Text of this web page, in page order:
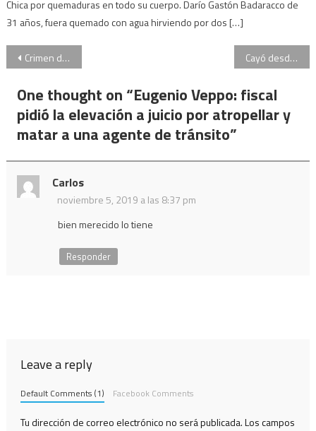
Chica por quemaduras en todo su cuerpo. Darío Gastón Badaracco de
31 años, fuera quemado con agua hirviendo por dos […]
Navegación
de
entradas
Crimen del mago Alex y su novia: dólares falsos en una carpeta ensangrentada, la nueva pista Cayó desde un auto en movimiento: murió atropellada por un camión de basura
One thought on “Eugenio Veppo: fiscal
pidió la elevación a juicio por atropellar y
matar a una agente de tránsito”
Carlos
noviembre 5, 2019 a las 8:37 pm
bien merecido lo tiene
Responder
Leave a reply
Default Comments (1) Facebook Comments
Tu dirección de correo electrónico no será publicada.Los campos